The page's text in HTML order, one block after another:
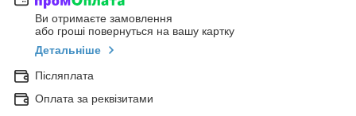
Ви отримаєте замовлення
або гроші повернуться на вашу картку
Детальніше
Післяплата
Оплата за реквізитами